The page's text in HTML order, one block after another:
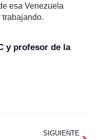
esa Venezuela
trabajando.
y profesor de la
SIGUIENTE